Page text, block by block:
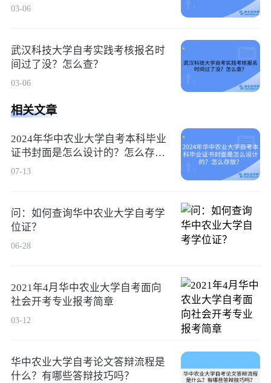
03-06
武汉科技大学自考实践考核报名时
间过了没？怎么查？
03-06
相关文章
2024年华中农业大学自考本科毕业
证书封面是怎么设计的？怎么存
放？
07-13
问：如何查询华中农业大学自考学
位证？
06-28
2021年4月华中农业大学自考面向
社会开考专业报考简章
03-12
华中农业大学自考论文答辩流程是
什么？有哪些答辩技巧吗？